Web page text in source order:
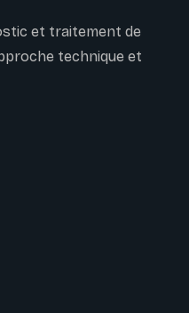
et traitement de
technique et